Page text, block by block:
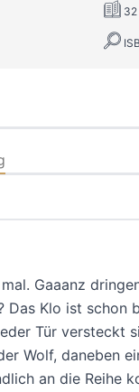
Gaaanz
Das Klo ist schon
Tür versteckt
Wolf, daneben
an die Reihe